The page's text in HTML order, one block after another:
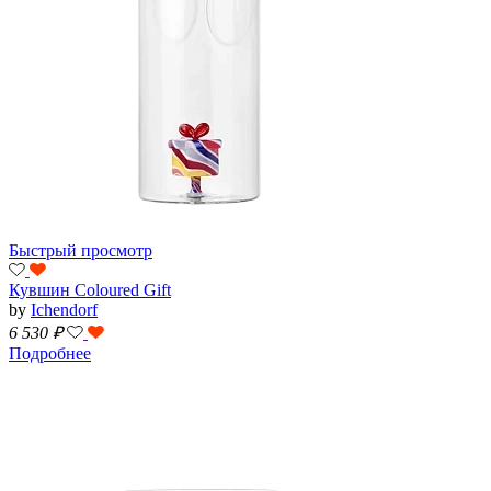
Быстрый просмотр
Кувшин Coloured Gift
by Ichendorf
6 530 ₽
Подробнее